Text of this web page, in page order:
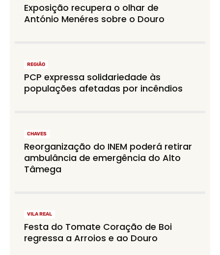
Exposição recupera o olhar de
António Menéres sobre o Douro
REGIÃO
PCP expressa solidariedade às
populações afetadas por incêndios
CHAVES
Reorganização do INEM poderá retirar
ambulância de emergência do Alto
Tâmega
VILA REAL
Festa do Tomate Coração de Boi
regressa a Arroios e ao Douro